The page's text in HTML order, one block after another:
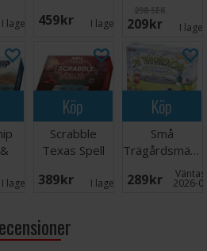
I lager: 1459 SEK I lager: 1
298 SEK
209 SEK I
I lager: 1
Köp
Scrabble
Texas Spell
389 SEK I lager: 2
Köp
Små
Brädspel
289 SEK 2026-